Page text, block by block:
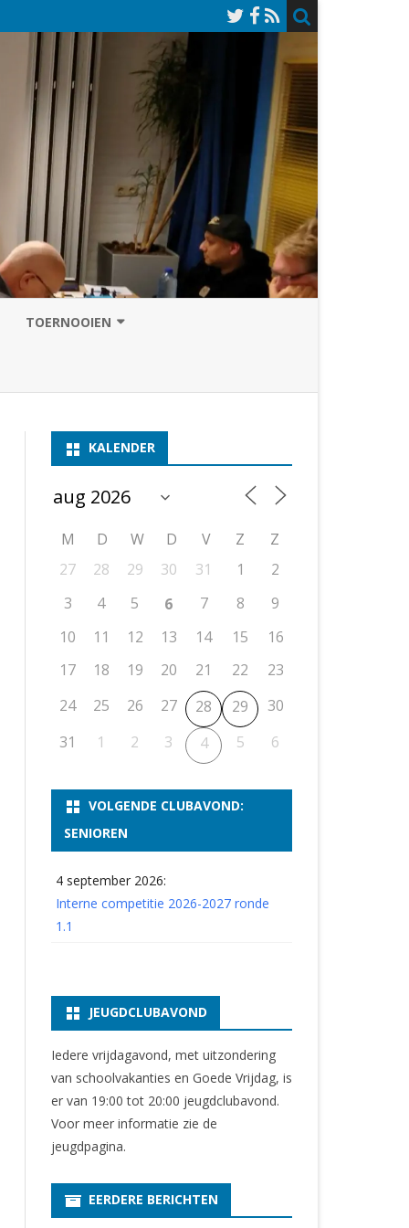
VAN SCHAAKCLUB
ASSEN 2
ASSEN 3
ASSEN I
ASSEN II
NOSBO-BEKER OPEN
T/M 1900
T/M 1700
KNSB-COMPETITIE
NOSBO-COMPETITIE
KNSB-JEUGDCOMPETITIE
TOERNOOIEN
KALENDER
M D W D V Z
Z
27
28 29 30 31 1
2
3
4 5 6 7 8
9
10
11 12 13 14 15
16
17
18 19 20 21 22
23
24
25 26 27 28 29
30
31
1 2 3 4 5 6
VOLGENDE CLUBAVOND:
SENIOREN
4 september 2026:
Interne competitie 2026-2027 ronde
1.1
JEUGDCLUBAVOND
Iedere vrijdagavond, met uitzondering
van schoolvakanties en Goede Vrijdag, is
er van 19:00 tot 20:00 jeugdclubavond.
Voor meer informatie zie de
jeugdpagina.
EERDERE BERICHTEN